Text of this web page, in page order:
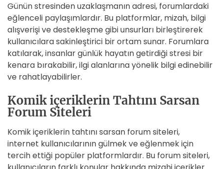
Günün stresinden uzaklaşmanın adresi, forumlardaki
eğlenceli paylaşımlardır. Bu platformlar, mizah, bilgi
alışverişi ve destekleşme gibi unsurları birleştirerek
kullanıcılara sakinleştirici bir ortam sunar. Forumlara
katılarak, insanlar günlük hayatın getirdiği stresi bir
kenara bırakabilir, ilgi alanlarına yönelik bilgi edinebilir
ve rahatlayabilirler.
Komik içeriklerin Tahtını Sarsan
Forum Siteleri
Komik içeriklerin tahtını sarsan forum siteleri,
internet kullanıcılarının gülmek ve eğlenmek için
tercih ettiği popüler platformlardır. Bu forum siteleri,